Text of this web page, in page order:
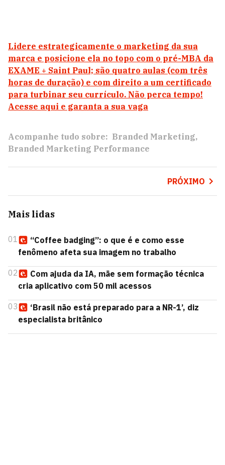
Lidere estrategicamente o marketing da sua
marca e posicione ela no topo com o pré-MBA da
EXAME + Saint Paul; são quatro aulas (com três
horas de duração) e com direito a um certificado
para turbinar seu currículo. Não perca tempo!
Acesse aqui e garanta a sua vaga
Acompanhe tudo sobre: Branded Marketing
Branded Marketing Performance
PRÓXIMO
Mais lidas
01
“Coffee badging”: o que é e como esse
fenômeno afeta sua imagem no trabalho
02
Com ajuda da IA, mãe sem formação técnica
cria aplicativo com 50 mil acessos
03
‘Brasil não está preparado para a NR-1’, diz
especialista britânico